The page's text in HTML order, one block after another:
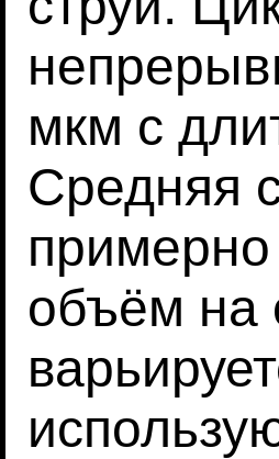
мкм с
Средняя
объём на